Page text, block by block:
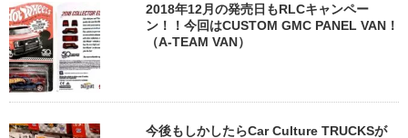
2018年12月の発売日もRLCキャンペー
ン！！今回はCUSTOM GMC PANEL VAN！
（A-TEAM VAN）
今後もしかしたらCar Culture TRUCKSが